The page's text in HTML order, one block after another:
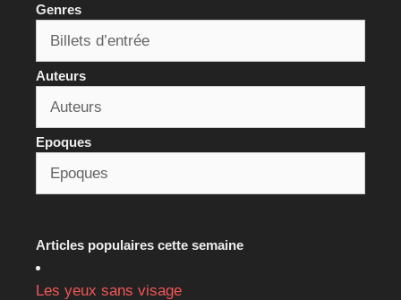
Genres
Auteurs
Epoques
Articles populaires cette semaine
Les yeux sans visage